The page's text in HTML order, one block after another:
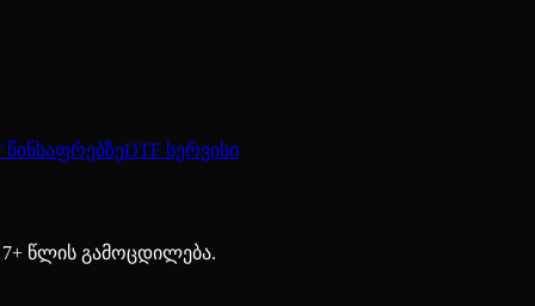
წინსაფრებზეDTF სერვისი
7+ წლის გამოცდილება.